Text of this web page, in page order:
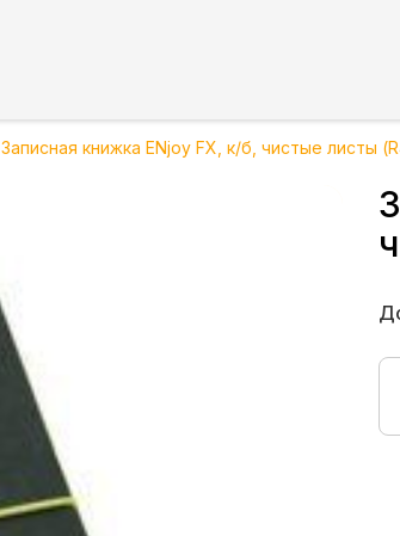
Записная книжка ENjoy FX, к/б, чистые листы